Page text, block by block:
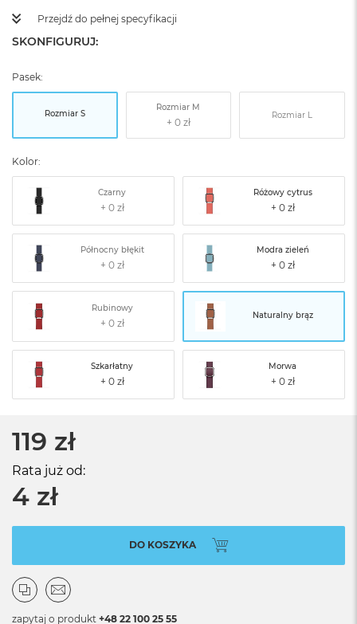
Przejdź do pełnej specyfikacji
SKONFIGURUJ:
Pasek:
Rozmiar S
Rozmiar M
Rozmiar L
Kolor:
Czarny Różowy cytrus
Północny błękit Modra zieleń
Rubinowy
Naturalny brąz
Szkarłatny Morwa
119 zł
Rata już od:
4 zł
DO KOSZYKA
zapytaj o produkt +48 22 100 25 55